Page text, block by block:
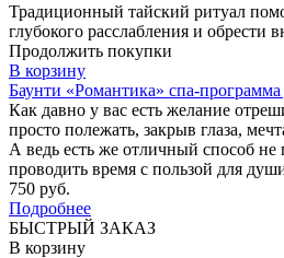
Традиционный тайский ритуал
глубокого расслабления и обрести
Продолжить покупки
В корзину
Баунти «Романтика» спа-
Как давно у вас есть желание
просто полежать, закрыв глаза,
А ведь есть же отличный способ не
проводить время с пользой для
750 руб.
Подробнее
БЫСТРЫЙ ЗАКАЗ
В корзину